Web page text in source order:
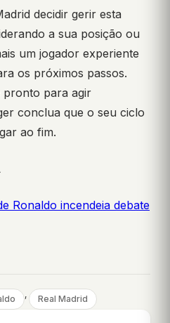
decidir gerir esta
a sua posição ou
um jogador experiente
os próximos passos.
pronto para agir
conclua que o seu ciclo
ao fim.
Ronaldo incendeia debate
, Real Madrid